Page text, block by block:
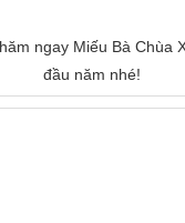
ngay Miếu Bà Chùa
đầu năm nhé!